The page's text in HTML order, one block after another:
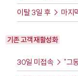
이탈 3일 후 → 마지
기존 고객 재활성화
30일 미접속 → "그